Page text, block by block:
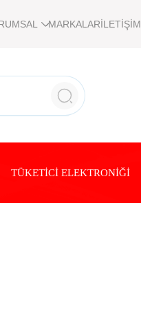
MARKALARİLETİŞİM
TÜKETİCİ ELEKTRONİĞİ